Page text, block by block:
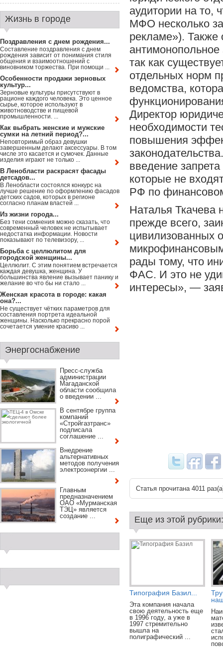
аудитории на то,
МФО несколько
рекламе»). Также
так как
отдельных норм
ведомства,
Директор
необходимости
повышения
введение
которые не
РФ по
Наталья Ткачева
прежде всего,
цивилизованных
рады тому, что
ФАС. И это не
интересы», —
Статья прочитана 4011
Еще из этой рубрики:
Типография Базил...
Эта компания начала
свою деятельность еще
в 1996 году, а уже в
1997 стремительно
вышла на
полиграфический ...
Жизнь в городе
Поздравления с днем рождения...
Составление поздравления с днем
рождения зависит от понимания стиля
общения и взаимоотношений с
виновником торжества. При помощи ...
Особенности продажи зерновых
культур...
Зерновые культуры присутствуют в
рационе каждого человека. Это ценное
сырье, которое используют в
животноводстве и пищевой
промышленности. ...
Как выбрать женские и мужские
сумки на летний период?...
Неповторимый образ девушки
завершенным делают аксессуары. В том
числе это касается и сумочек. Данные
изделия играют не только ...
В Ленобласти раскрасят фасады
детсадов...
В Ленобласти состоялся конкурс на
лучше решение по оформлению фасадов
детских садов, которых в регионе
согласно планам властей ...
Из жизни города...
Без тени сомнения можно сказать, что
современный человек не испытывает
недостатка информации. Новости
показывают по телевизору, ...
Борьба с целлюлитом для
городской женщины...
Целлюлит. С этим понятием встречается
каждая девушка, женщина. У
большинства явление вызывает панику и
желание во что бы ни стало ...
Женская красота в городе: какая
она?...
Не существует чётких параметров для
составления портрета идеальной
женщины. Насколько прекрасно порой
сочетается умение красиво ...
Энергоснабжение
Пресс-служба
администрации
Магаданской
области сообщила
о введении ...
В сентябре группа
компаний
«Стройгазтранс»
подписала
соглашение ...
Внедрение
альтернативных
методов получения
электроэнергии ...
Главным
предназначением
ОАО «Мурманская
ТЭЦ» является
создание ...